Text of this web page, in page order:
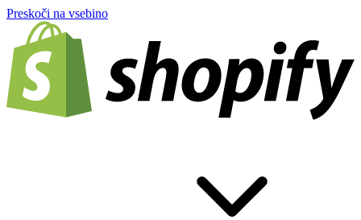
Preskoči na vsebino